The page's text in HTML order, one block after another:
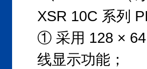
XSR 10C 系列
① 采用 128 × 64
线显示功能；